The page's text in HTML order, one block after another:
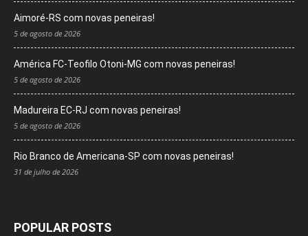
Aimoré-RS com novas peneiras!
5 de agosto de 2026
América FC-Teofilo Otoni-MG com novas peneiras!
5 de agosto de 2026
Madureira EC-RJ com novas peneiras!
5 de agosto de 2026
Rio Branco de Americana-SP com novas peneiras!
31 de julho de 2026
POPULAR POSTS